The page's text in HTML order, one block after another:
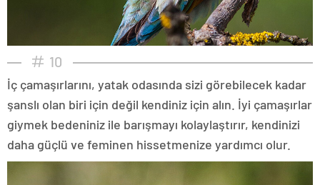
10
İç çamaşırlarını, yatak odasında sizi görebilecek kadar
şanslı olan biri için değil kendiniz için alın. İyi çamaşırlar
giymek bedeniniz ile barışmayı kolaylaştırır, kendinizi
daha güçlü ve feminen hissetmenize yardımcı olur.